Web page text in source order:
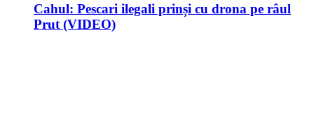
Cahul: Pescari ilegali prinși cu drona pe râul
Prut (VIDEO)